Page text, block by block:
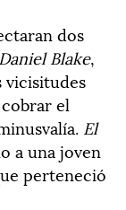
dos
Blake,
vicisitudes
el
El
a una joven
perteneció